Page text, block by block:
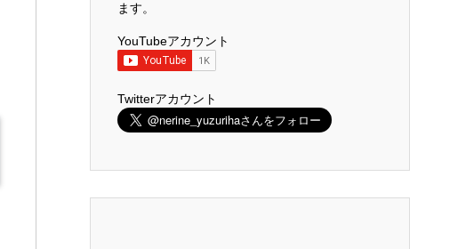
ます。
YouTubeアカウント
Twitterアカウント